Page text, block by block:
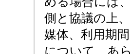
側と協議の上
媒体、利用期
について、あ